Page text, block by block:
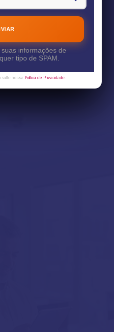
informações de
tipo de SPAM.
nossa Política de Privacidade .